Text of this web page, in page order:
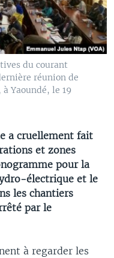
du courant
réunion de
Yaoundé, le 19
a cruellement fait
et zones
pour la
électrique et le
les chantiers
par le
à regarder les